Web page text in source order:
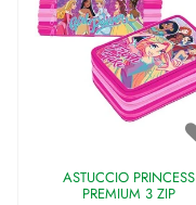
ASTUCCIO PRINCESS
PREMIUM 3 ZIP